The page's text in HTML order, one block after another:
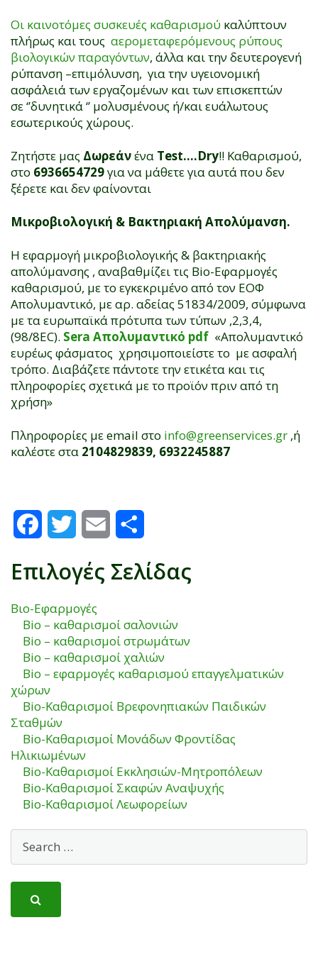
Οι καινοτόμες συσκευές καθαρισμού καλύπτουν
πλήρως και τους αερομεταφερόμενους ρύπους
βιολογικών παραγόντων, άλλα και την δευτερογενή
ρύπανση –επιμόλυνση, για την υγειονομική
ασφάλειά των εργαζομένων και των επισκεπτών
σε ‘’δυνητικά ‘’ μολυσμένους ή/και ευάλωτους
εσωτερικούς χώρους.
Ζητήστε μας Δωρεάνένα Test….Dry!! Καθαρισμού,
στο 6936654729για να μάθετε για αυτά που δεν
ξέρετε και δεν φαίνονται
Μικροβιολογική & Βακτηριακή Απολύμανση.
Η εφαρμογή μικροβιολογικής & βακτηριακής
απολύμανσης , αναβαθμίζει τις Bio-Εφαρμογές
καθαρισμού, με το εγκεκριμένο από τον ΕΟΦ
Απολυμαντικό, με αρ. αδείας 51834/2009, σύμφωνα
με τα ευρωπαϊκά πρότυπα των τύπων ,2,3,4,
(98/8EC). Sera Απολυμαντικό pdf «Απολυμαντικό
ευρέως φάσματος χρησιμοποιείστε το με ασφαλή
τρόπο. Διαβάζετε πάντοτε την ετικέτα και τις
πληροφορίες σχετικά με το προϊόν πριν από τη
χρήση»
Πληροφορίες με email στο info@greenservices.gr ,ή
καλέστε στα 2104829839, 6932245887
FacebookTwitter Email
Επιλογές Σελίδας
Βιο-Εφαρμογές
Bio – καθαρισμοί σαλονιών
Bio – καθαρισμοί στρωμάτων
Bio – καθαρισμοί χαλιών
Βio – εφαρμογές καθαρισμού επαγγελματικών
χώρων
Bio-Καθαρισμοί Βρεφονηπιακών Παιδικών
Σταθμών
Bio-Καθαρισμοί Μονάδων Φροντίδας
Ηλικιωμένων
Bio-Καθαρισμοί Εκκλησιών-Μητροπόλεων
Bio-Καθαρισμοί Σκαφών Αναψυχής
Bio-Καθαρισμοί Λεωφορείων